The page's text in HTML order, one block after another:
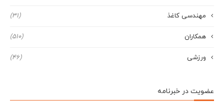
مهندسی کاغذ (31)
همکاران (510)
ورزشی (46)
عضویت در خبرنامه